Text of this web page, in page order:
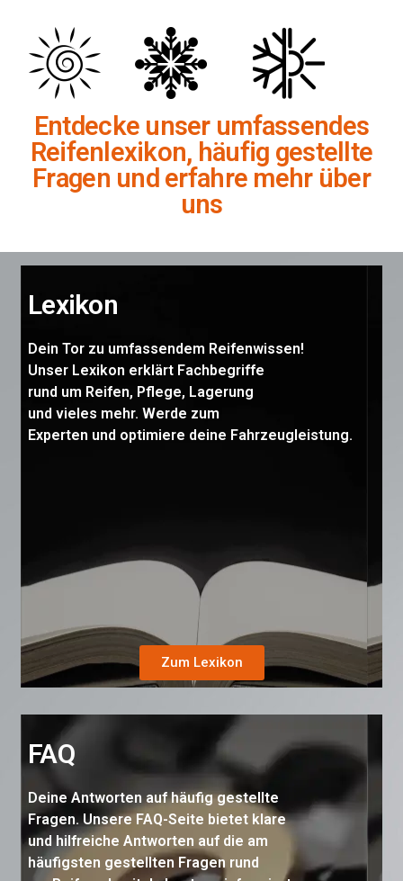
Entdecke unser umfassendes
Reifenlexikon, häufig gestellte
Fragen und erfahre mehr über
uns
Lexikon
Dein Tor zu umfassendem Reifenwissen!
Unser Lexikon erklärt Fachbegriffe
rund um Reifen, Pflege, Lagerung
und vieles mehr. Werde zum
Experten und optimiere deine Fahrzeugleistung.
Zum Lexikon
FAQ
Deine Antworten auf häufig gestellte
Fragen. Unsere FAQ-Seite bietet klare
und hilfreiche Antworten auf die am
häufigsten gestellten Fragen rund